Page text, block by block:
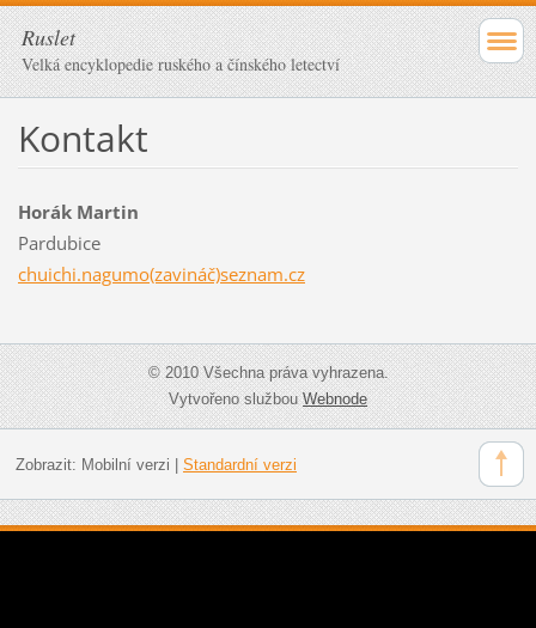
Ruslet
Velká encyklopedie ruského a čínského letectví
Kontakt
Horák Martin
Pardubice
chuichi.nagumo(zavináč)seznam.cz
© 2010 Všechna práva vyhrazena.
Vytvořeno službouWebnode
Zobrazit: Mobilní verzi Standardní verzi